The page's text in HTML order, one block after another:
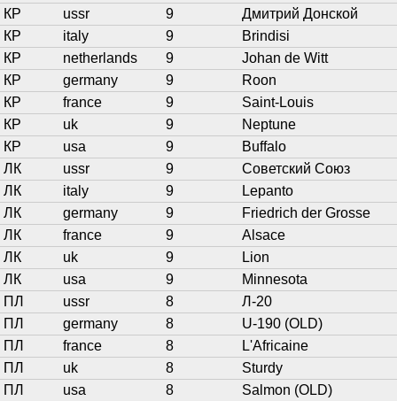
КР
ussr 9
Дмитрий Донской
КР
italy 9
Brindisi
КР
netherlands 9
Johan de Witt
КР
germany 9
Roon
КР
france 9
Saint-Louis
КР
uk 9
Neptune
КР
usa 9
Buffalo
ЛК
ussr 9
Советский Союз
ЛК
italy 9
Lepanto
ЛК
germany 9
Friedrich der Grosse
ЛК
france 9
Alsace
ЛК
uk 9
Lion
ЛК
usa 9
Minnesota
ПЛ
ussr 8
Л-20
ПЛ
germany 8
U-190 (OLD)
ПЛ
france 8
L'Africaine
ПЛ
uk 8
Sturdy
ПЛ
usa 8
Salmon (OLD)